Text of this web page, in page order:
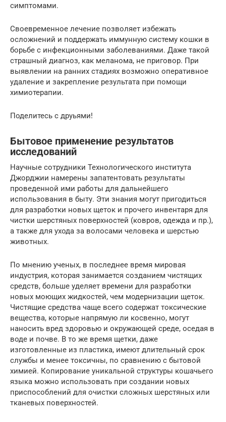
симптомами.
Своевременное лечение позволяет избежать
осложнений и поддержать иммунную систему кошки в
борьбе с инфекционными заболеваниями. Даже такой
страшный диагноз, как меланома, не приговор. При
выявлении на ранних стадиях возможно оперативное
удаление и закрепление результата при помощи
химиотерапии.
Поделитесь с друьями!
Бытовое применение результатов
исследований
Научные сотрудники Технологического института
Джорджии намерены запатентовать результаты
проведенной ими работы для дальнейшего
использования в быту. Эти знания могут пригодиться
для разработки новых щеток и прочего инвентаря для
чистки шерстяных поверхностей (ковров, одежда и пр.),
а также для ухода за волосами человека и шерстью
животных.
По мнению ученых, в последнее время мировая
индустрия, которая занимается созданием чистящих
средств, больше уделяет времени для разработки
новых моющих жидкостей, чем модернизации щеток.
Чистящие средства чаще всего содержат токсические
вещества, которые напрямую ли косвенно, могут
наносить вред здоровью и окружающей среде, оседая в
воде и почве. В то же время щетки, даже
изготовленные из пластика, имеют длительный срок
службы и менее токсичны, по сравнению с бытовой
химией. Копирование уникальной структуры кошачьего
языка можно использовать при создании новых
приспособлений для очистки сложных шерстяных или
тканевых поверхностей.